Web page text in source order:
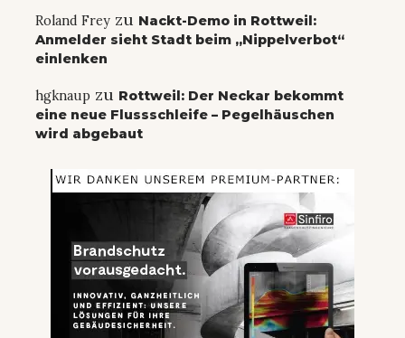
Roland Frey zu Nackt-Demo in Rottweil:
Anmelder sieht Stadt beim „Nippelverbot“
einlenken
hgknaup zu Rottweil: Der Neckar bekommt
eine neue Flussschleife – Pegelhäuschen
wird abgebaut